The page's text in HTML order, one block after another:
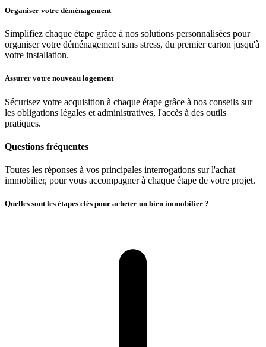
Organiser votre déménagement
Simplifiez chaque étape grâce à nos solutions personnalisées pour
organiser votre déménagement sans stress, du premier carton jusqu'à
votre installation.
Assurer votre nouveau logement
Sécurisez votre acquisition à chaque étape grâce à nos conseils sur
les obligations légales et administratives, l'accès à des outils
pratiques.
Questions fréquentes
Toutes les réponses à vos principales interrogations sur l'achat
immobilier, pour vous accompagner à chaque étape de votre projet.
Quelles sont les étapes clés pour acheter un bien immobilier ?